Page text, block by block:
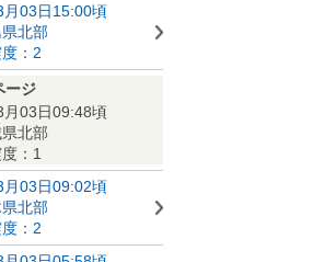
月03日15:00頃
北部
：2
ージ
月03日09:48頃
北部
：1
月03日09:02頃
北部
：2